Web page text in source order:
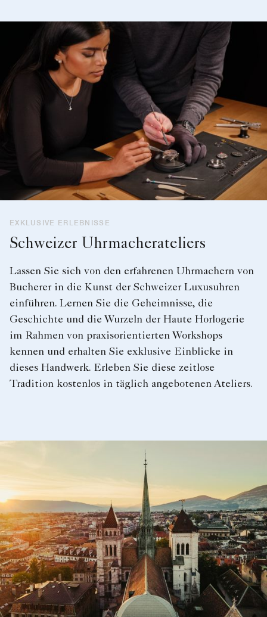
EXKLUSIVE ERLEBNISSE
Schweizer Uhrmacherateliers
Lassen Sie sich von den erfahrenen Uhrmachern von
Bucherer in die Kunst der Schweizer Luxusuhren
einführen. Lernen Sie die Geheimnisse, die
Geschichte und die Wurzeln der Haute Horlogerie
im Rahmen von praxisorientierten Workshops
kennen und erhalten Sie exklusive Einblicke in
dieses Handwerk. Erleben Sie diese zeitlose
Tradition kostenlos in täglich angebotenen Ateliers.